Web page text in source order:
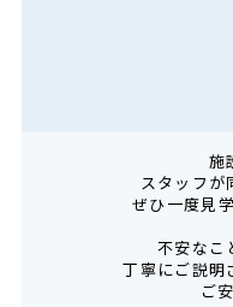
施
スタッフ
ぜひ一度見
不安なこ
丁寧にご説明
ご